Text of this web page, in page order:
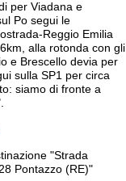
per Viadana e
Po segui le
Reggio Emilia
alla rotonda con gli
e Brescello devia per
sulla SP1 per circa
siamo di fronte a
"Strada
Pontazzo (RE)"